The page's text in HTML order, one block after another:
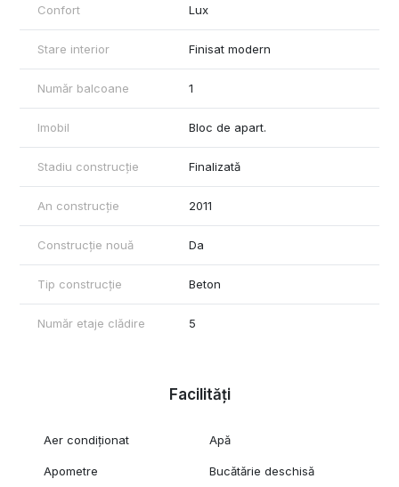
Confort Lux
Stare interior Finisat modern
Număr balcoane 1
Imobil Bloc de apart.
Stadiu construcție Finalizată
An construcție 2011
Construcție nouă Da
Tip construcție Beton
Număr etaje clădire 5
Facilități
Aer condiționat Apă
Apometre Bucătărie deschisă